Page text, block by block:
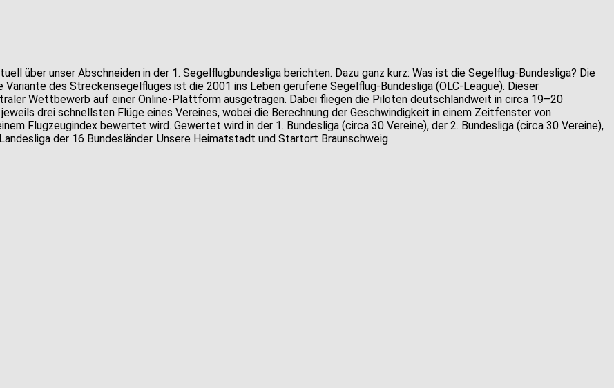
über unser Abschneiden in der 1. Segelflugbundesliga berichten. Dazu ganz kurz: Was ist die Segelflug-Bundesliga? Die
Variante des Streckensegelfluges ist die 2001 ins Leben gerufene Segelflug-Bundesliga (OLC-League). Dieser
Wettbewerb auf einer Online-Plattform ausgetragen. Dabei fliegen die Piloten deutschlandweit in circa 19–20
drei schnellsten Flüge eines Vereines, wobei die Berechnung der Geschwindigkeit in einem Zeitfenster von
Flugzeugindex bewertet wird. Gewertet wird in der 1. Bundesliga (circa 30 Vereine), der 2. Bundesliga (circa 30 Vereine),
der 16 Bundesländer. Unsere Heimatstadt und Startort Braunschweig